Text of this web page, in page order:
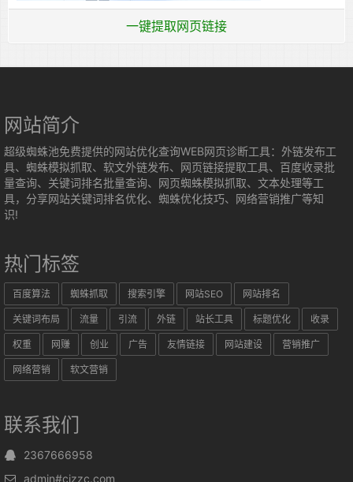
一键提取网页链接
网站简介
超级蜘蛛池免费提供的网站优化查询WEB网页诊断工具：外链发布工
具、蜘蛛模拟抓取、软文外链发布、网页链接提取工具、百度收录批
量查询、关键词排名批量查询、网页蜘蛛模拟抓取、文本处理等工
具，分享网站关键词排名优化、蜘蛛优化技巧、网络营销推广等知
识!
热门标签
百度算法 蜘蛛抓取 搜索引擎 网站SEO 网站排名
关键词布局 流量 引流 外链 站长工具 标题优化 收录
权重 网赚 创业 广告 友情链接 网站建设 营销推广
网络营销 软文营销
联系我们
2367666958
admin#cjzzc.com